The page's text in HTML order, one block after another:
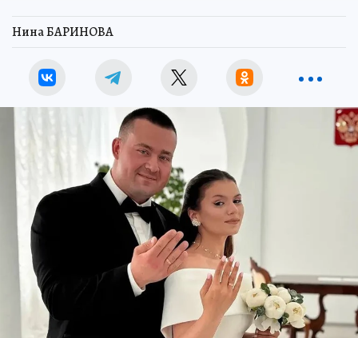
Нина БАРИНОВА